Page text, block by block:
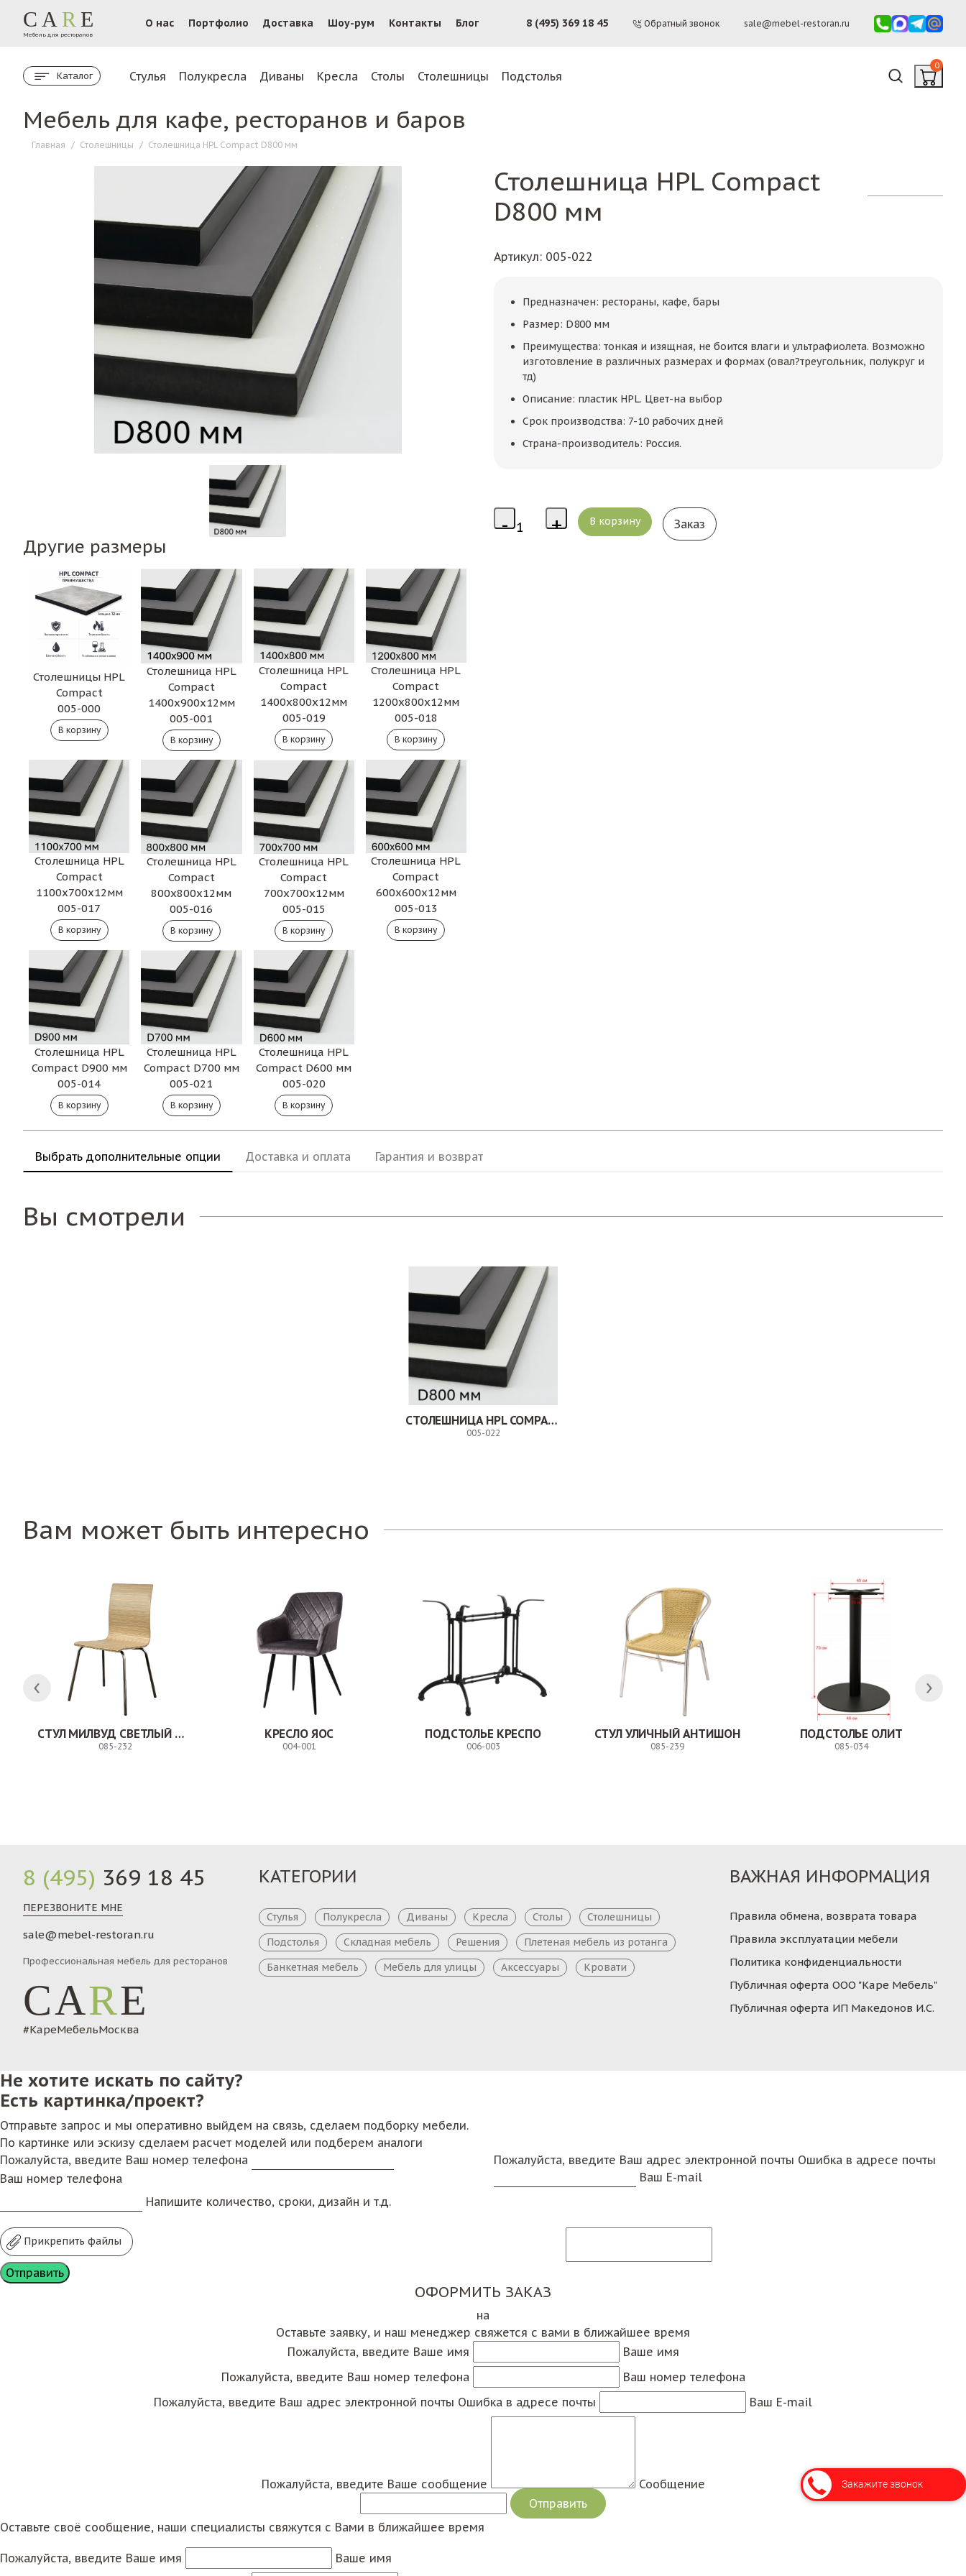
CA R E
Мебель для ресторанов
О нас Портфолио Доставка Шоу-рум Контакты Блог 8 (495) 369 18 45 Обратный звонок sale@mebel-restoran.ru
Каталог Стулья Полукресла Диваны Кресла Столы Столешницы Подстолья
0
Мебель для кафе, ресторанов и баров
Главная / Столешницы / Столешница HPL Compact D800 мм
Другие размеры
Столешницы HPL
Compact
005-000
Столешница HPL
Compact
1400х900х12мм
005-001
Столешница HPL
Compact
1400х800х12мм
005-019
Столешница HPL
Compact
1200х800х12мм
005-018
Столешница HPL
Compact
1100х700х12мм
005-017
Столешница HPL
Compact
800х800х12мм
005-016
Столешница HPL
Compact
700х700х12мм
005-015
Столешница HPL
Compact
600х600х12мм
005-013
Столешница HPL
Compact D900 мм
005-014
Столешница HPL
Compact D700 мм
005-021
Столешница HPL
Compact D600 мм
005-020
Столешница HPL Compact
D800 мм
Артикул: 005-022
Предназначен: рестораны, кафе, бары
Размер: D800 мм
Преимущества: тонкая и изящная, не боится влаги и ультрафиолета. Возможно
изготовление в различных размерах и формах (овал?треугольник, полукруг и
тд)
Описание: пластик HPL. Цвет-на выбор
Срок производства: 7-10 рабочих дней
Страна-производитель: Россия.
Заказ
Выбрать дополнительные опции Доставка и оплата Гарантия и возврат
Вы смотрели
СТОЛЕШНИЦА HPL COMPACT D800 ММ
005-022
Вам может быть интересно
СТУЛ МИЛВУД СВЕТЛЫЙ ШЕЛК
085-232
КРЕСЛО ЯОС
004-001
ПОДСТОЛЬЕ КРЕСПО
006-003
СТУЛ УЛИЧНЫЙ АНТИШОН
085-239
ПОДСТОЛЬЕ ОЛИТ
085-034
8 (495) 369 18 45
ПЕРЕЗВОНИТЕ МНЕ
sale@mebel-restoran.ru
Профессиональная мебель для ресторанов
CARE
#КареМебельМосква
КАТЕГОРИИ
Стулья Полукресла Диваны Кресла Столы
Столешницы
Подстолья
Складная мебель Решения
Плетеная мебель из ротанга
Банкетная мебель
Мебель для улицы Аксессуары Кровати
ВАЖНАЯ ИНФОРМАЦИЯ
Правила обмена, возврата товара
Правила эксплуатации мебели
Политика конфиденциальности
Публичная оферта ООО "Каре Мебель"
Публичная оферта ИП Македонов И.С.
Не хотите искать по сайту?
Есть картинка/проект?
Отправьте запрос и мы оперативно выйдем на связь, сделаем подборку мебели.
По картинке или эскизу сделаем расчет моделей или подберем аналоги
Пожалуйста, введите Ваш номер телефона
Ваш номер телефона
Пожалуйста, введите Ваш адрес электронной почты Ошибка в адресе почты
Ваш E-mail
Напишите количество, сроки, дизайн и т.д.
Прикрепить файлы
ОФОРМИТЬ ЗАКАЗ
на
Оставьте заявку, и наш менеджер свяжется с вами в ближайшее время
Пожалуйста, введите Ваше имя
Ваше имя
Пожалуйста, введите Ваш номер телефона
Ваш номер телефона
Пожалуйста, введите Ваш адрес электронной почты Ошибка в адресе почты Ваш E-mail
Пожалуйста, введите Ваше сообщение Сообщение
Оставьте своё сообщение, наши специалисты свяжутся с Вами в ближайшее время
Пожалуйста, введите Ваше имя Ваше имя
Закажите звонок